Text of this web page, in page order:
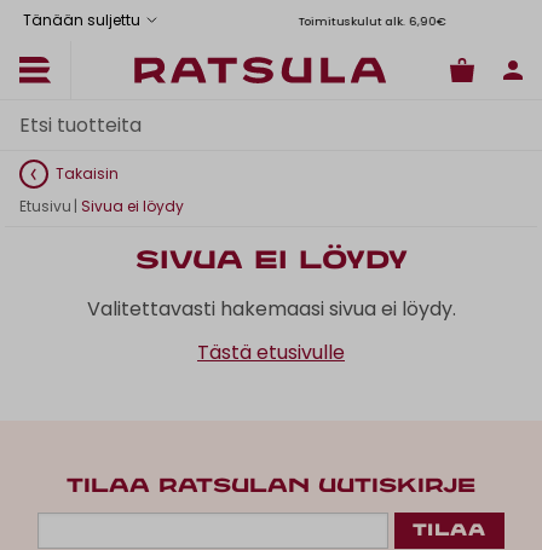
Tänään suljettu Toimituskulut alk. 6,90€
Takaisin
Etusivu | Sivua ei löydy
Sivua ei löydy
Valitettavasti hakemaasi sivua ei löydy.
Tästä etusivulle
TILAA RATSULAN UUTISKIRJE